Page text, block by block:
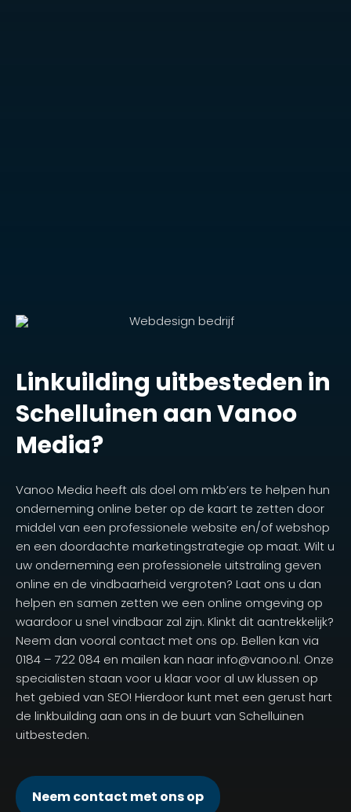
Linkuilding uitbesteden in
Schelluinen aan Vanoo
Media?
Vanoo Media heeft als doel om mkb’ers te helpen hun
onderneming online beter op de kaart te zetten door
middel van een professionele website en/of webshop
en een doordachte marketingstrategie op maat. Wilt u
uw onderneming een professionele uitstraling geven
online en de vindbaarheid vergroten? Laat ons u dan
helpen en samen zetten we een online omgeving op
waardoor u snel vindbaar zal zijn. Klinkt dit aantrekkelijk?
Neem dan vooral contact met ons op. Bellen kan via
0184 – 722 084 en mailen kan naar info@vanoo.nl. Onze
specialisten staan voor u klaar voor al uw klussen op
het gebied van SEO! Hierdoor kunt met een gerust hart
de linkbuilding aan ons in de buurt van Schelluinen
uitbesteden.
Neem contact met ons op